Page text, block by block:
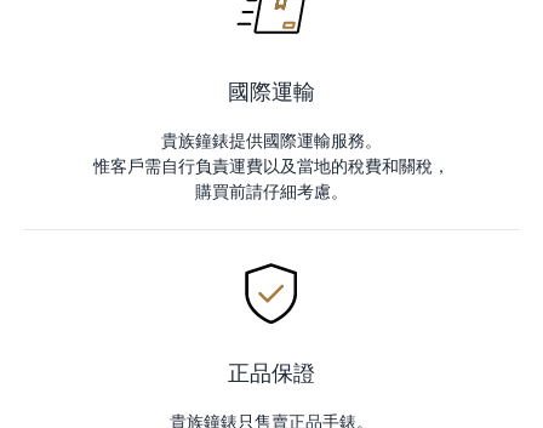
國際運輸
貴族鐘錶提供國際運輸服務。
惟客戶需自行負責運費以及當地的稅費和關稅，
購買前請仔細考慮。
正品保證
貴族鐘錶只售賣正品手錶。